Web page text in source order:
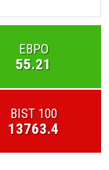
ЕВРО
55.21
BIST 100
13763.4